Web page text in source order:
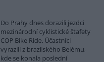
Do Prahy dnes dorazili jezdci
mezinárodní cyklistické štafety
COP Bike Ride. Účastníci
vyrazili z brazilského Belému,
kde se konala poslední